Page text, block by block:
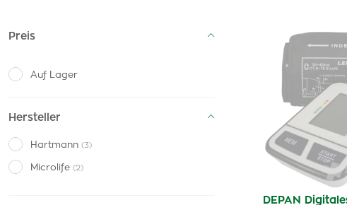
Preis
Auf Lager
Hersteller
Hartmann (3)
Microlife (2)
DEPAN